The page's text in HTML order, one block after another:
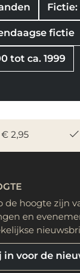
fictie
tot ca. 1999
2,95
de hoogte zijn
en
in voor de